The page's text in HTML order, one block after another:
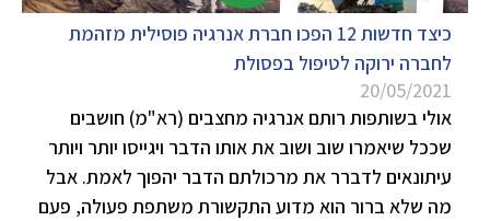
כיצד חדשות 12 הפכו חברת אנרגיה פוסילית מזהמת
לחברה ירוקה לטיפול בפסולת
20/05/2021
אולי בשותפות רותם אנרגיה מחצבים (רא"מ) חושבים
שככל שיאמרו שוב ושוב את אותו הדבר ויגייסו יותר ויותר
עיתונאים לדברר את מרכולתם הדבר יהפוך לאמת. אבל
מה שלא ברור הוא מדוע התקשורת משתפת פעולה, פעם